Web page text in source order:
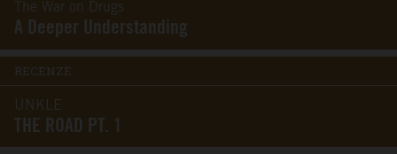
The War on Drugs
A Deeper Understanding
RECENZE
UNKLE
THE ROAD PT. 1